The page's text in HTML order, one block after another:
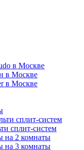
в Москве
в Москве
в Москве
сплит-систем
сплит-систем
на 2 комнаты
на 3 комнаты